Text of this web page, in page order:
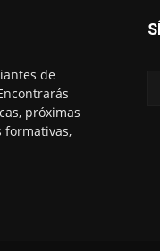
de
próximas
formativas,